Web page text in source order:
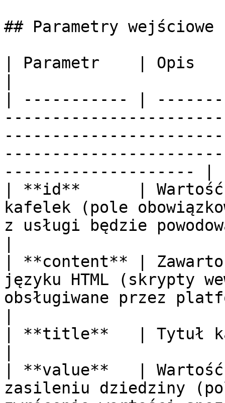
## Parametry wejściowe
| Parametr    | Opis
| ----------- |
-------------------- |
| **id**      | Wartość
kafelek (pole
z usługi będzie
| **content** |
języku HTML (skrypty
obsługiwane przez
| **title**   | Tytuł
| **value**   |
zasileniu dziedziny